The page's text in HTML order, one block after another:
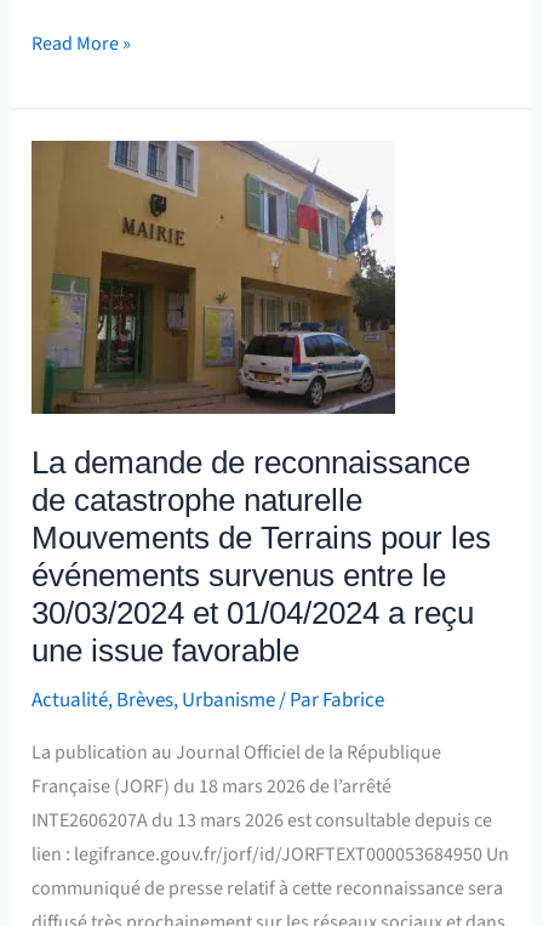
Read More »
La demande de reconnaissance
de catastrophe naturelle
Mouvements de Terrains pour les
événements survenus entre le
30/03/2024 et 01/04/2024 a reçu
une issue favorable
Actualité,Brèves,Urbanisme/ ParFabrice
La publication au Journal Officiel de la République
Française (JORF) du 18 mars 2026 de l’arrêté
INTE2606207A du 13 mars 2026 est consultable depuis ce
lien : legifrance.gouv.fr/jorf/id/JORFTEXT000053684950 Un
communiqué de presse relatif à cette reconnaissance sera
reconnaissance
de
catastrophe
naturelle
Mouvements
Terrains
pour
les
événements
survenus
entre
le
30/03/2024
01/04/2024
a
reçu
une
issue